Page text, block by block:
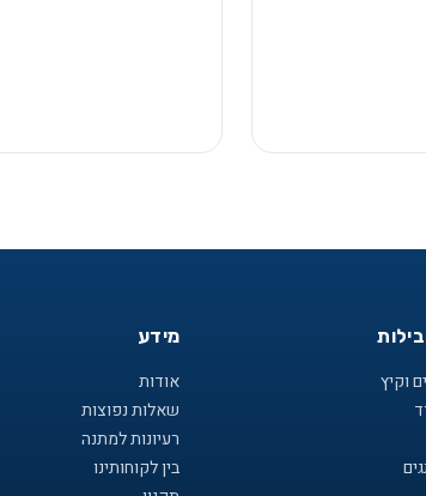
וקיץ
מידע
אודות
שאלות נפוצות
רעיונות למתנה
בין לקוחותינו